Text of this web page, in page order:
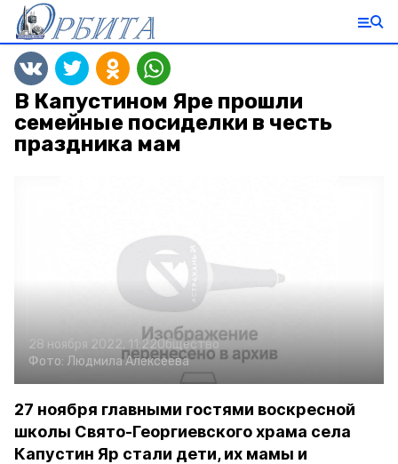
В Капустином Яре прошли
семейные посиделки в честь
праздника мам
28 ноября 2022, 11:22Общество
Фото: Людмила Алексеева
27 ноября главными гостями воскресной
школы Свято-Георгиевского храма села
Капустин Яр стали дети, их мамы и